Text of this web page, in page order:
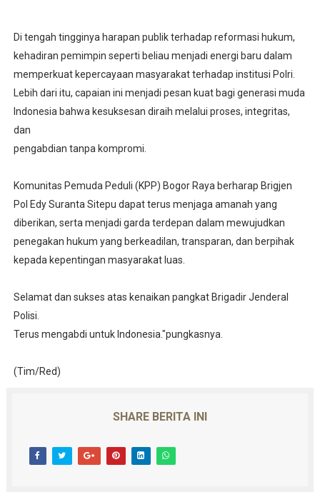
Di tengah tingginya harapan publik terhadap reformasi hukum,
kehadiran pemimpin seperti beliau menjadi energi baru dalam
memperkuat kepercayaan masyarakat terhadap institusi Polri.
Lebih dari itu, capaian ini menjadi pesan kuat bagi generasi muda
Indonesia bahwa kesuksesan diraih melalui proses, integritas,
dan
pengabdian tanpa kompromi.
Komunitas Pemuda Peduli (KPP) Bogor Raya berharap Brigjen
Pol Edy Suranta Sitepu dapat terus menjaga amanah yang
diberikan, serta menjadi garda terdepan dalam mewujudkan
penegakan hukum yang berkeadilan, transparan, dan berpihak
kepada kepentingan masyarakat luas.
Selamat dan sukses atas kenaikan pangkat Brigadir Jenderal
Polisi.
Terus mengabdi untuk Indonesia."pungkasnya.
(Tim/Red)
SHARE BERITA INI